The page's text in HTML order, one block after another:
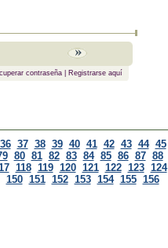
contraseña| Registrarse aquí
36 37 38 39 40 41 42 43 44 45
80 81 82 83 84 85 86 87 88
118 119 120 121 122 123 124
150 151 152 153 154 155 156